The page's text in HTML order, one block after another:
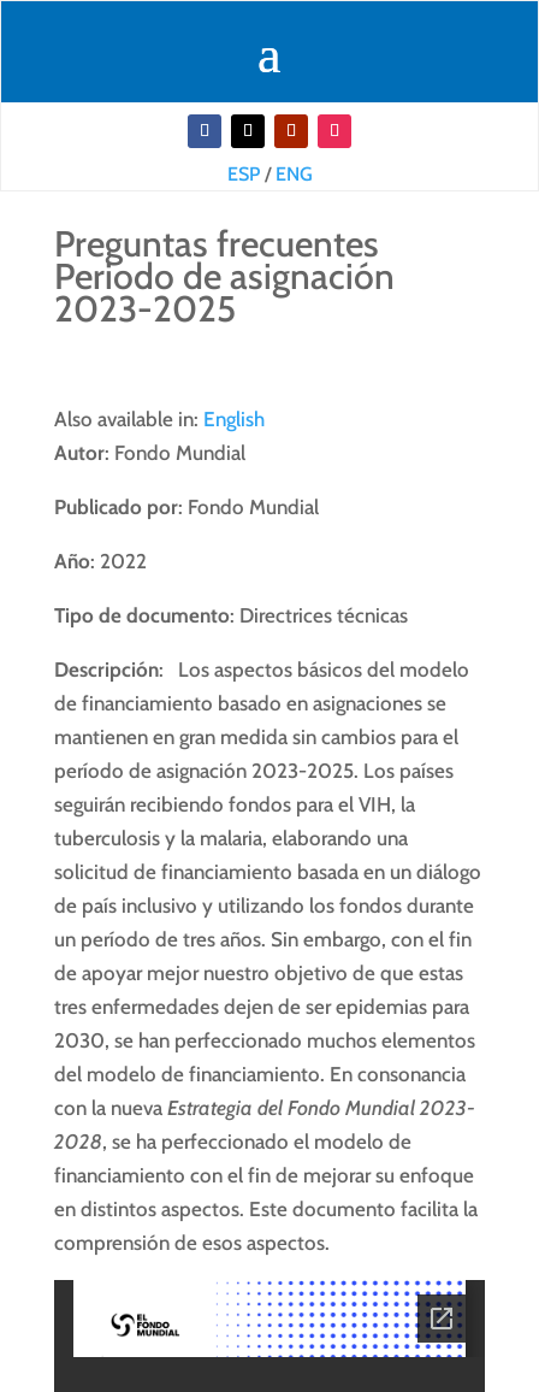
ESP/ ENG
Preguntas frecuentes
Periodo de asignación
2023-2025
Also available in: English
Autor: Fondo Mundial
Publicado por: Fondo Mundial
Año: 2022
Tipo de documento: Directrices técnicas
Descripción: Los aspectos básicos del modelo
de financiamiento basado en asignaciones se
mantienen en gran medida sin cambios para el
período de asignación 2023-2025. Los países
seguirán recibiendo fondos para el VIH, la
tuberculosis y la malaria, elaborando una
solicitud de financiamiento basada en un diálogo
de país inclusivo y utilizando los fondos durante
un período de tres años. Sin embargo, con el fin
de apoyar mejor nuestro objetivo de que estas
tres enfermedades dejen de ser epidemias para
2030, se han perfeccionado muchos elementos
del modelo de financiamiento. En consonancia
con la nueva Estrategia del Fondo Mundial 2023-
2028, se ha perfeccionado el modelo de
financiamiento con el fin de mejorar su enfoque
en distintos aspectos. Este documento facilita la
comprensión de esos aspectos.